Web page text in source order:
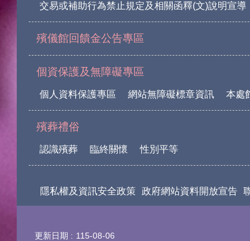
交易或補助行為禁止規定及相關函釋(文)說明宣導
殯儀館回饋金公告專區
個資保護及無障礙專區
個人資料保護專區 網站無障礙標章資訊 本處
殯葬禮俗
認識殯葬 臨終關懷 性別平等
隱私權及資訊安全政策 政府網站資料開放宣告
更新日期 115-08-06